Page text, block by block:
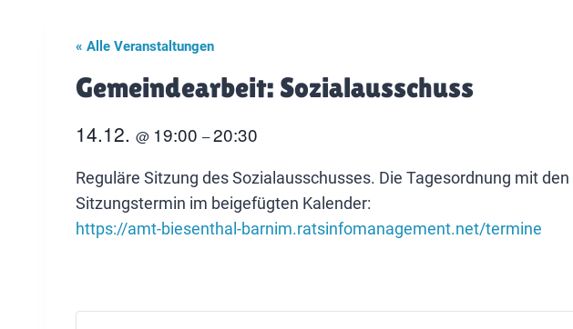
« Alle Veranstaltungen
Gemeindearbeit: Sozialausschuss
14.12. @ 19:00 –20:30
Reguläre Sitzung des Sozialausschusses. Die Tagesordnung mit
Sitzungstermin im beigefügten Kalender:
https://amt-biesenthal-barnim.ratsinfomanagement.net/termine